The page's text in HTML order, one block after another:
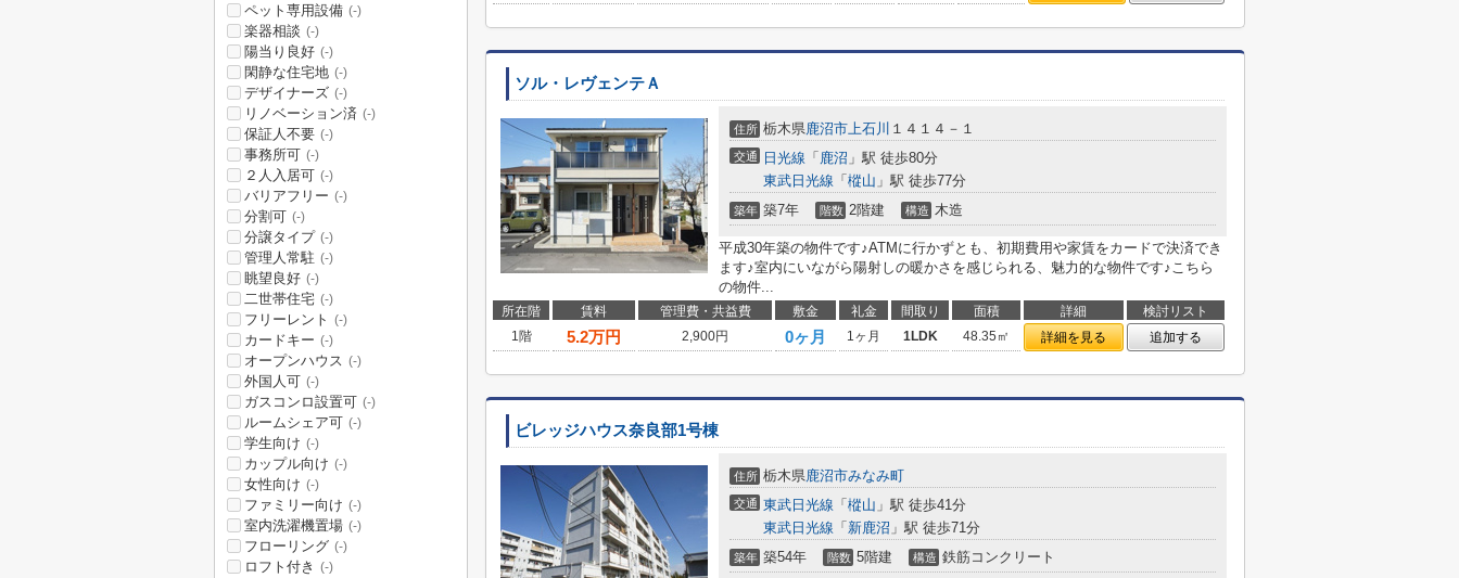
ソル・レヴェンテＡ
住所 栃木県鹿沼市上石川 １４１４－１
交通 日光線 「 鹿沼 」駅 徒歩80分
東武日光線 「 樅山 」駅 徒歩77分
築年 築7年 階数 2階建 構造 木造
平成30年築の物件です♪ATMに行かずとも、初期費用や家賃をカードで決済でき
ます♪室内にいながら陽射しの暖かさを感じられる、魅力的な物件です♪こちら
の物件...
所在階 賃料 管理費・共益費 敷金 礼金 間取り 面積 詳細
検討リスト
1階
5.2万円 2,900円 0ヶ月 1ヶ月 1LDK 48.35㎡ 詳細を見る 追加する
ビレッジハウス奈良部1号棟
住所 栃木県鹿沼市みなみ町
交通 東武日光線 「 樅山 」駅 徒歩41分
東武日光線 「 新鹿沼 」駅 徒歩71分
築年 築54年 階数 5階建 構造 鉄筋コンクリート
ペット専用設備 (-)
楽器相談 (-)
陽当り良好 (-)
閑静な住宅地 (-)
デザイナーズ (-)
リノベーション済 (-)
保証人不要 (-)
事務所可 (-)
２人入居可 (-)
バリアフリー (-)
分割可 (-)
分譲タイプ (-)
管理人常駐 (-)
眺望良好 (-)
二世帯住宅 (-)
フリーレント (-)
カードキー (-)
オープンハウス (-)
外国人可 (-)
ガスコンロ設置可 (-)
ルームシェア可 (-)
学生向け (-)
カップル向け (-)
女性向け (-)
ファミリー向け (-)
室内洗濯機置場 (-)
フローリング (-)
ロフト付き (-)